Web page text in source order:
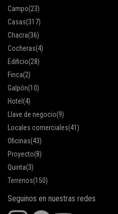
Campo(23)
Casas(317)
Chacra(36)
Cocheras(4)
Edificio(28)
Finca(2)
Galpón(10)
Hotel (4)
Llave de negocio(9)
Locales comerciales(41)
Oficinas(43)
Proyecto(8)
Quinta(3)
Terrenos(150)
Seguinos en nuestras redes